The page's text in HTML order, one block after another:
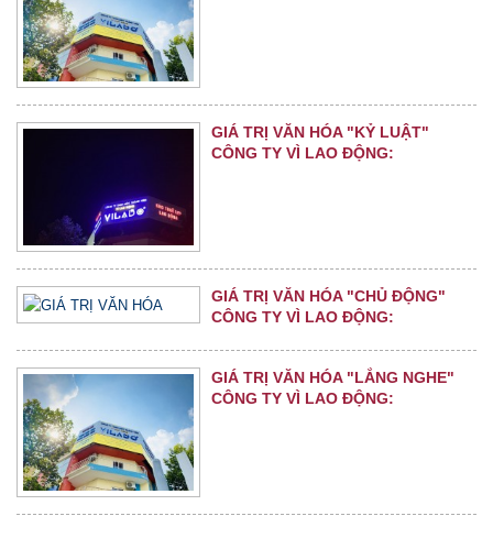
GIÁ TRỊ VĂN HÓA "KỶ LUẬT"
CÔNG TY VÌ LAO ĐỘNG:
GIÁ TRỊ VĂN HÓA "CHỦ ĐỘNG"
CÔNG TY VÌ LAO ĐỘNG:
GIÁ TRỊ VĂN HÓA "LẮNG NGHE"
CÔNG TY VÌ LAO ĐỘNG: